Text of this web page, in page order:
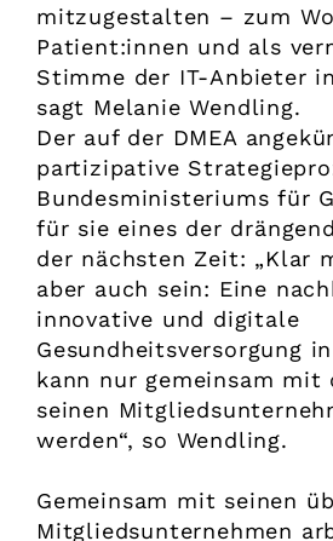
mitzugestalten – zum
Patient:innen und als
Stimme der IT-Anbieter
sagt Melanie Wendling.
Der auf der DMEA
partizipative
Bundesministeriums für
für sie eines der
der nächsten Zeit: „Klar
aber auch sein: Eine
innovative und digitale
Gesundheitsversorgung
kann nur gemeinsam mit
seinen
werden“, so Wendling.
Gemeinsam mit seinen
Mitgliedsunternehmen